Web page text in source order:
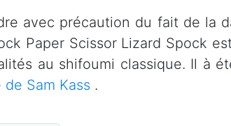
avec précaution du fait de la
Paper Scissor Lizard Spock
au shifoumi classique. Il à
de Sam Kass .